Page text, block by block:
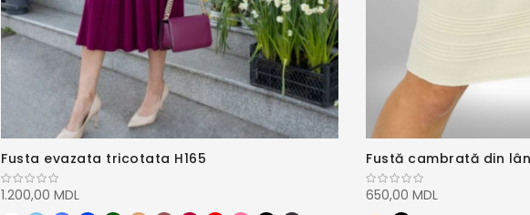
Fusta evazata tricotata H165
1.200,00 MDL
Fustă cambrată din
650,00 MDL